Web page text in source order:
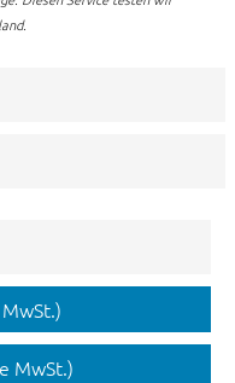
MwSt.)